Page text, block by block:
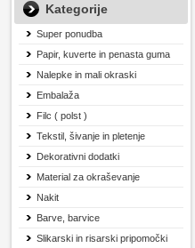
Kategorije
Super ponudba
Papir, kuverte in penasta guma
Nalepke in mali okraski
Embalaža
Filc ( polst )
Tekstil, šivanje in pletenje
Dekorativni dodatki
Material za okraševanje
Nakit
Barve, barvice
Slikarski in risarski pripomočki